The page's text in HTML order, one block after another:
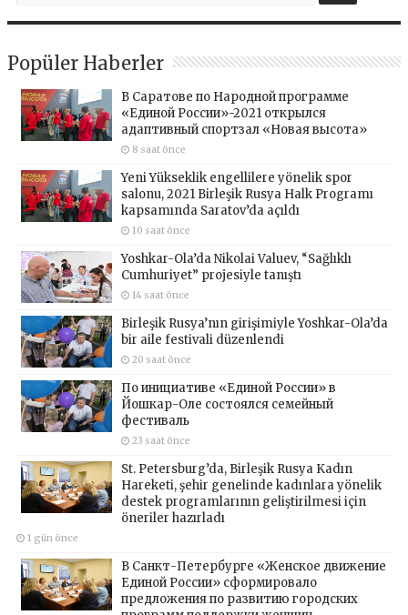
Popüler Haberler
В Саратове по Народной программе
«Единой России»-2021 открылся
адаптивный спортзал «Новая высота»
8 saat önce
Yeni Yükseklik engellilere yönelik spor
salonu, 2021 Birleşik Rusya Halk Programı
kapsamında Saratov’da açıldı
10 saat önce
Yoshkar-Ola’da Nikolai Valuev, “Sağlıklı
Cumhuriyet” projesiyle tanıştı
14 saat önce
Birleşik Rusya’nın girişimiyle Yoshkar-Ola’da
bir aile festivali düzenlendi
20 saat önce
По инициативе «Единой России» в
Йошкар-Оле состоялся семейный
фестиваль
23 saat önce
St. Petersburg’da, Birleşik Rusya Kadın
Hareketi, şehir genelinde kadınlara yönelik
destek programlarının geliştirilmesi için
öneriler hazırladı
1 gün önce
В Санкт-Петербурге «Женское движение
Единой России» сформировало
предложения по развитию городских